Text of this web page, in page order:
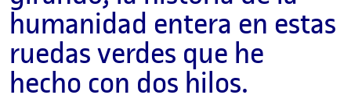
humanidad entera en estas
ruedas verdes que he
hecho con dos hilos.